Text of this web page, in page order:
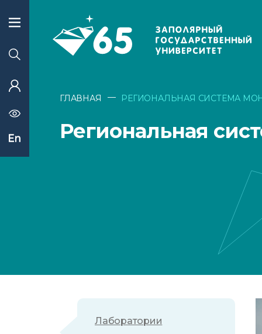
ГЛАВНАЯ — РЕГИОНАЛЬНАЯ СИСТЕМА
Региональная
Лаборатории